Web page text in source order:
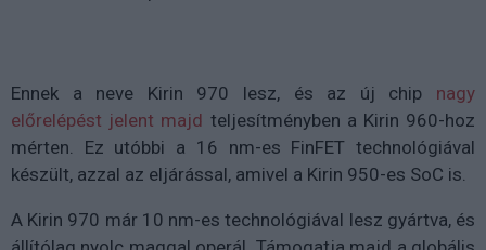
Ennek a neve Kirin 970 lesz, és az új chip nagy
előrelépést jelent majd teljesítményben a Kirin 960-hoz
mérten. Ez utóbbi a 16 nm-es FinFET technológiával
készült, azzal az eljárással, amivel a Kirin 950-es SoC is.
A Kirin 970 már 10 nm-es technológiával lesz gyártva, és